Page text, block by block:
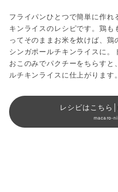
フライパンひとつで簡単に作
キンライスのレシピです。鶏
ってそのままお米を炊けば、
シンガポールチキンライスに。
おこのみでパクチーをちらす
ルチキンライスに仕上がります。
レシピはこちら
macaro-